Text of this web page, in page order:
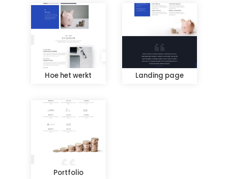
Hoe het werkt Landing page
Portfolio